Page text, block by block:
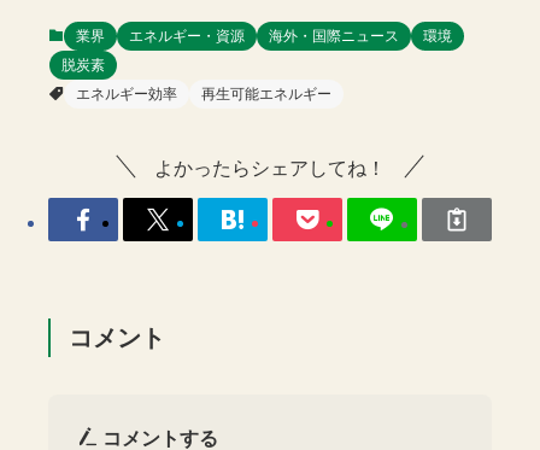
業界 エネルギー・資源 海外・国際ニュース
環境
脱炭素
エネルギー効率
再生可能エネルギー
よかったらシェアしてね！
コメント
コメントする